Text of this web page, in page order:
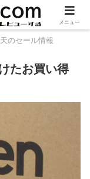
のセール情報
たお買い得
メニュー